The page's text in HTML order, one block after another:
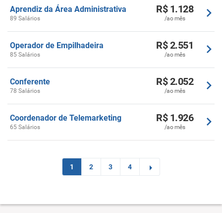
Aprendiz da Área Administrativa
89 Salários
R$ 1.128
/ao mês
Operador de Empilhadeira
85 Salários
R$ 2.551
/ao mês
Conferente
78 Salários
R$ 2.052
/ao mês
Coordenador de Telemarketing
65 Salários
R$ 1.926
/ao mês
1 2 3 4